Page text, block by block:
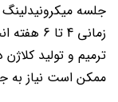
جلسه
زمانی 4
ترمیم و تولید
ممکن است نیاز به